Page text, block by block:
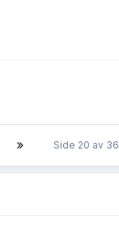
Side 20 av 36